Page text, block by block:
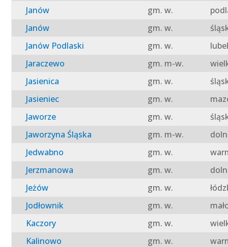
Janów gm. w.
Janów
gm. w.
Janów Podlaski
gm. w.
Jaraczewo
gm. m-w.
Jasienica
gm. w.
Jasieniec
gm. w.
Jaworze
gm. w.
Jaworzyna Śląska
gm. m-w.
Jedwabno
gm. w.
Jerzmanowa
gm. w.
Jeżów
gm. w.
Jodłownik
gm. w.
Kaczory
gm. w.
Kalinowo
gm. w.